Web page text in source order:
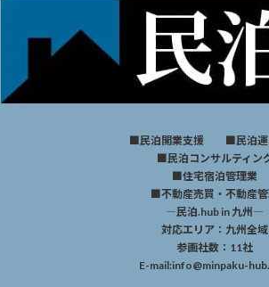
■民泊開業支援 ■民泊運
■民泊コンサルティン
■住宅宿泊管理業
■不動産売買・不動産
―民泊.hub in 九州―
対応エリア：九州全域
参画社数：11社
E-mail:info@minpaku-